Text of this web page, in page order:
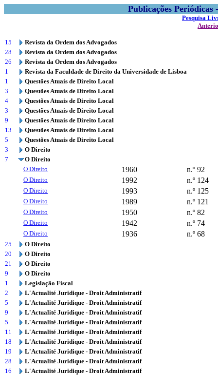
Publicações
Pesquisa
15
Revista da Ordem dos Advogados
28
Revista da Ordem dos Advogados
26
Revista da Ordem dos Advogados
1
Revista da Faculdade de Direito da Universidade de Lisboa
1
Questões Atuais de Direito Local
3
Questões Atuais de Direito Local
4
Questões Atuais de Direito Local
3
Questões Atuais de Direito Local
9
Questões Atuais de Direito Local
13
Questões Atuais de Direito Local
5
Questões Atuais de Direito Local
3
O Direito
7
O Direito
O Direito
1960 n.º 92
O Direito 1992 n.º 124
O Direito 1993 n.º 125
O Direito 1989 n.º 121
O Direito 1950 n.º 82
O Direito 1942 n.º 74
O Direito 1936 n.º 68
25
O Direito
20
O Direito
21
O Direito
9
O Direito
1
Legislação Fiscal
2
L'Actualité Juridique - Droit Administratif
5
L'Actualité Juridique - Droit Administratif
9
L'Actualité Juridique - Droit Administratif
5
L'Actualité Juridique - Droit Administratif
11
L'Actualité Juridique - Droit Administratif
18
L'Actualité Juridique - Droit Administratif
19
L'Actualité Juridique - Droit Administratif
28
L'Actualité Juridique - Droit Administratif
16
L'Actualité Juridique - Droit Administratif